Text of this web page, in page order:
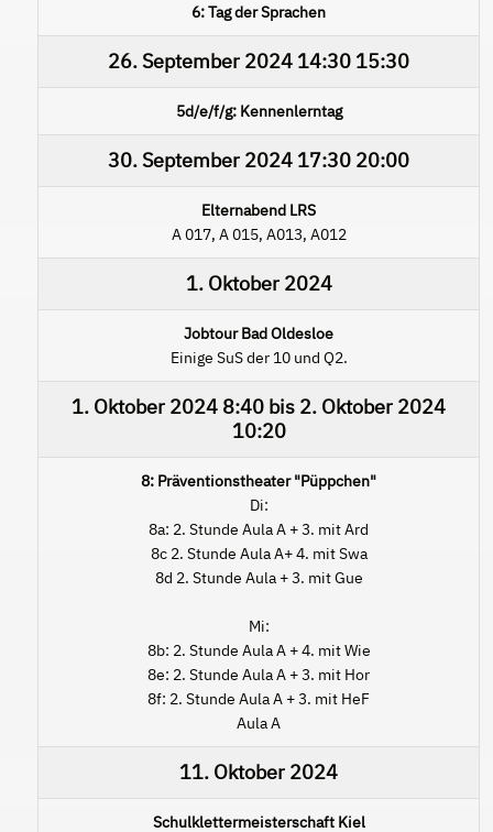
6: Tag der Sprachen
26. September 2024 14:30 15:30
5d/e/f/g: Kennenlerntag
30. September 2024 17:30 20:00
Elternabend LRS
A 017, A 015, A013, A012
1. Oktober 2024
Jobtour Bad Oldesloe
Einige SuS der 10 und Q2.
1. Oktober 2024 8:40 bis 2. Oktober 2024
10:20
8: Präventionstheater "Püppchen"
Di:
8a: 2. Stunde Aula A + 3. mit Ard
8c 2. Stunde Aula A+ 4. mit Swa
8d 2. Stunde Aula + 3. mit Gue
Mi:
8b: 2. Stunde Aula A + 4. mit Wie
8e: 2. Stunde Aula A + 3. mit Hor
8f: 2. Stunde Aula A + 3. mit HeF
Aula A
11. Oktober 2024
Schulklettermeisterschaft Kiel